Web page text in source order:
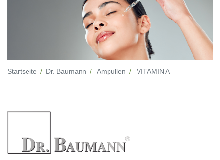
Startseite Dr. Baumann Ampullen VITAMIN A